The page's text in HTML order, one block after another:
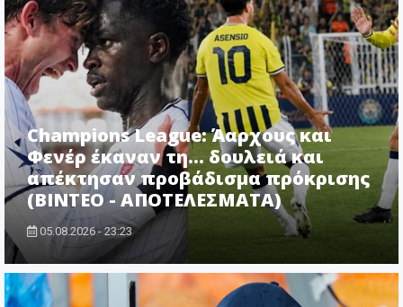
Champions League: Άαρχους και
Φενέρ έκαναν τη... δουλειά και
απέκτησαν προβάδισμα πρόκρισης
(ΒΙΝΤΕΟ - ΑΠΟΤΕΛΕΣΜΑΤΑ)
05.08.2026 - 23:23